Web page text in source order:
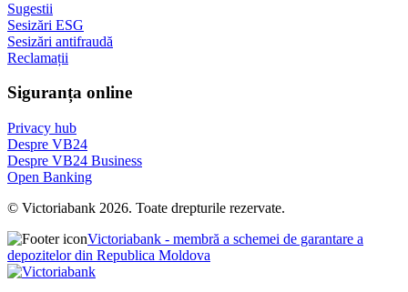
Sugestii
Sesizări ESG
Sesizări antifraudă
Reclamații
Siguranța online
Privacy hub
Despre VB24
Despre VB24 Business
Open Banking
© Victoriabank 2026. Toate drepturile rezervate.
Victoriabank - membră a schemei de garantare a
depozitelor din Republica Moldova